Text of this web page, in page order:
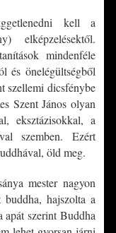
kell a
elképzelésektől.
mindenféle
és önelégültségből
szellemi dicsfénybe
Szent János olyan
eksztázisokkal, a
szemben. Ezért
öld meg.
mester nagyon
buddha, hajszolta a
apát szerint Buddha